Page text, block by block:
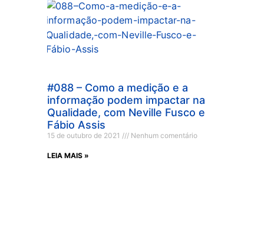
#088 – Como a medição e a
informação podem impactar na
Qualidade, com Neville Fusco e
Fábio Assis
15 de outubro de 2021 Nenhum comentário
LEIA MAIS »